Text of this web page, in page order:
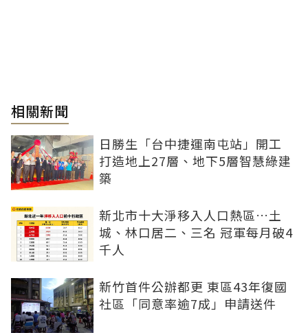
相關新聞
日勝生「台中捷運南屯站」開工
打造地上27層、地下5層智慧綠建
築
新北市十大淨移入人口熱區…土
城、林口居二、三名 冠軍每月破4
千人
新竹首件公辦都更 東區43年復國
社區「同意率逾7成」申請送件